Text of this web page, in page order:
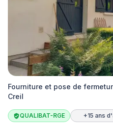
Fourniture et pose de
Creil
QUALIBAT-RGE +15 ans